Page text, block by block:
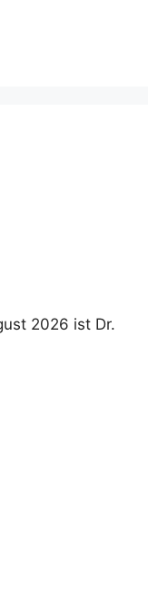
2026 ist Dr.